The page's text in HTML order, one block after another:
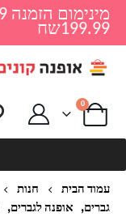
199.99שח
0
עמוד הבית
חנות
גברים, אופנה לגברים,